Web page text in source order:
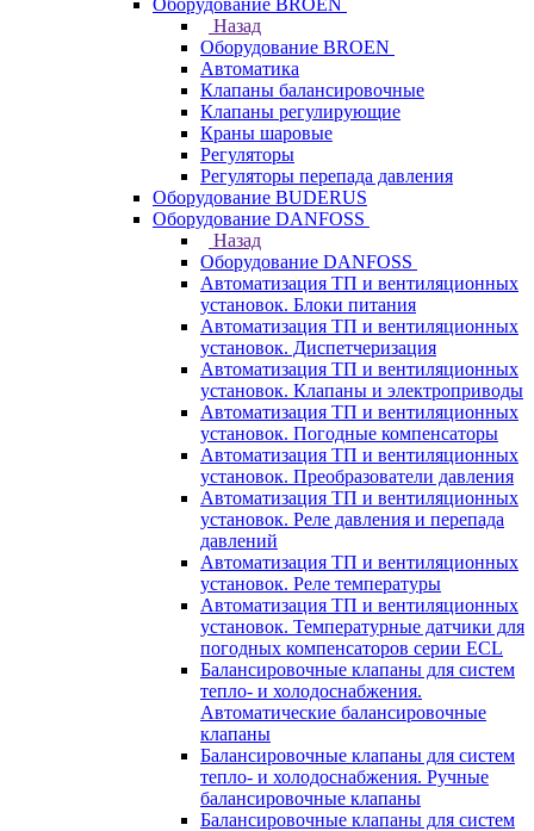
Оборудование BROEN
Назад
Оборудование BROEN
Автоматика
Клапаны балансировочные
Клапаны регулирующие
Краны шаровые
Регуляторы
Регуляторы перепада давления
Оборудование BUDERUS
Оборудование DANFOSS
Назад
Оборудование DANFOSS
Автоматизация ТП и вентиляционных
установок. Блоки питания
Автоматизация ТП и вентиляционных
установок. Диспетчеризация
Автоматизация ТП и вентиляционных
установок. Клапаны и электроприводы
Автоматизация ТП и вентиляционных
установок. Погодные компенсаторы
Автоматизация ТП и вентиляционных
установок. Преобразователи давления
Автоматизация ТП и вентиляционных
установок. Реле давления и перепада
давлений
Автоматизация ТП и вентиляционных
установок. Реле температуры
Автоматизация ТП и вентиляционных
установок. Температурные датчики для
погодных компенсаторов серии ECL
Балансировочные клапаны для систем
тепло- и холодоснабжения.
Автоматические балансировочные
клапаны
Балансировочные клапаны для систем
тепло- и холодоснабжения. Ручные
балансировочные клапаны
Балансировочные клапаны для систем